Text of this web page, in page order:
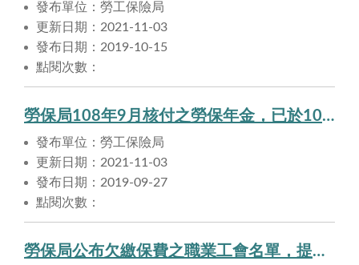
發布單位：勞工保險局
更新日期：2021-11-03
發布日期：2019-10-15
點閱次數：
勞保局108年9月核付之勞保年金，已於108年9月27日匯入申請人帳戶。
發布單位：勞工保險局
更新日期：2021-11-03
發布日期：2019-09-27
點閱次數：
勞保局公布欠繳保費之職業工會名單，提醒勞工注意自身權益